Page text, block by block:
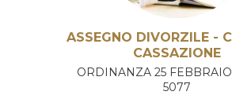
ASSEGNO DIVORZILE -
CASSAZIONE
ORDINANZA 25 FEBBRAIO
5077